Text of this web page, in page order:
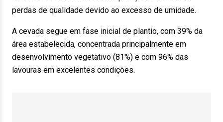
perdas de qualidade devido ao excesso de umidade.
A cevada segue em fase inicial de plantio, com 39% da
área estabelecida, concentrada principalmente em
desenvolvimento vegetativo (81%) e com 96% das
lavouras em excelentes condições.